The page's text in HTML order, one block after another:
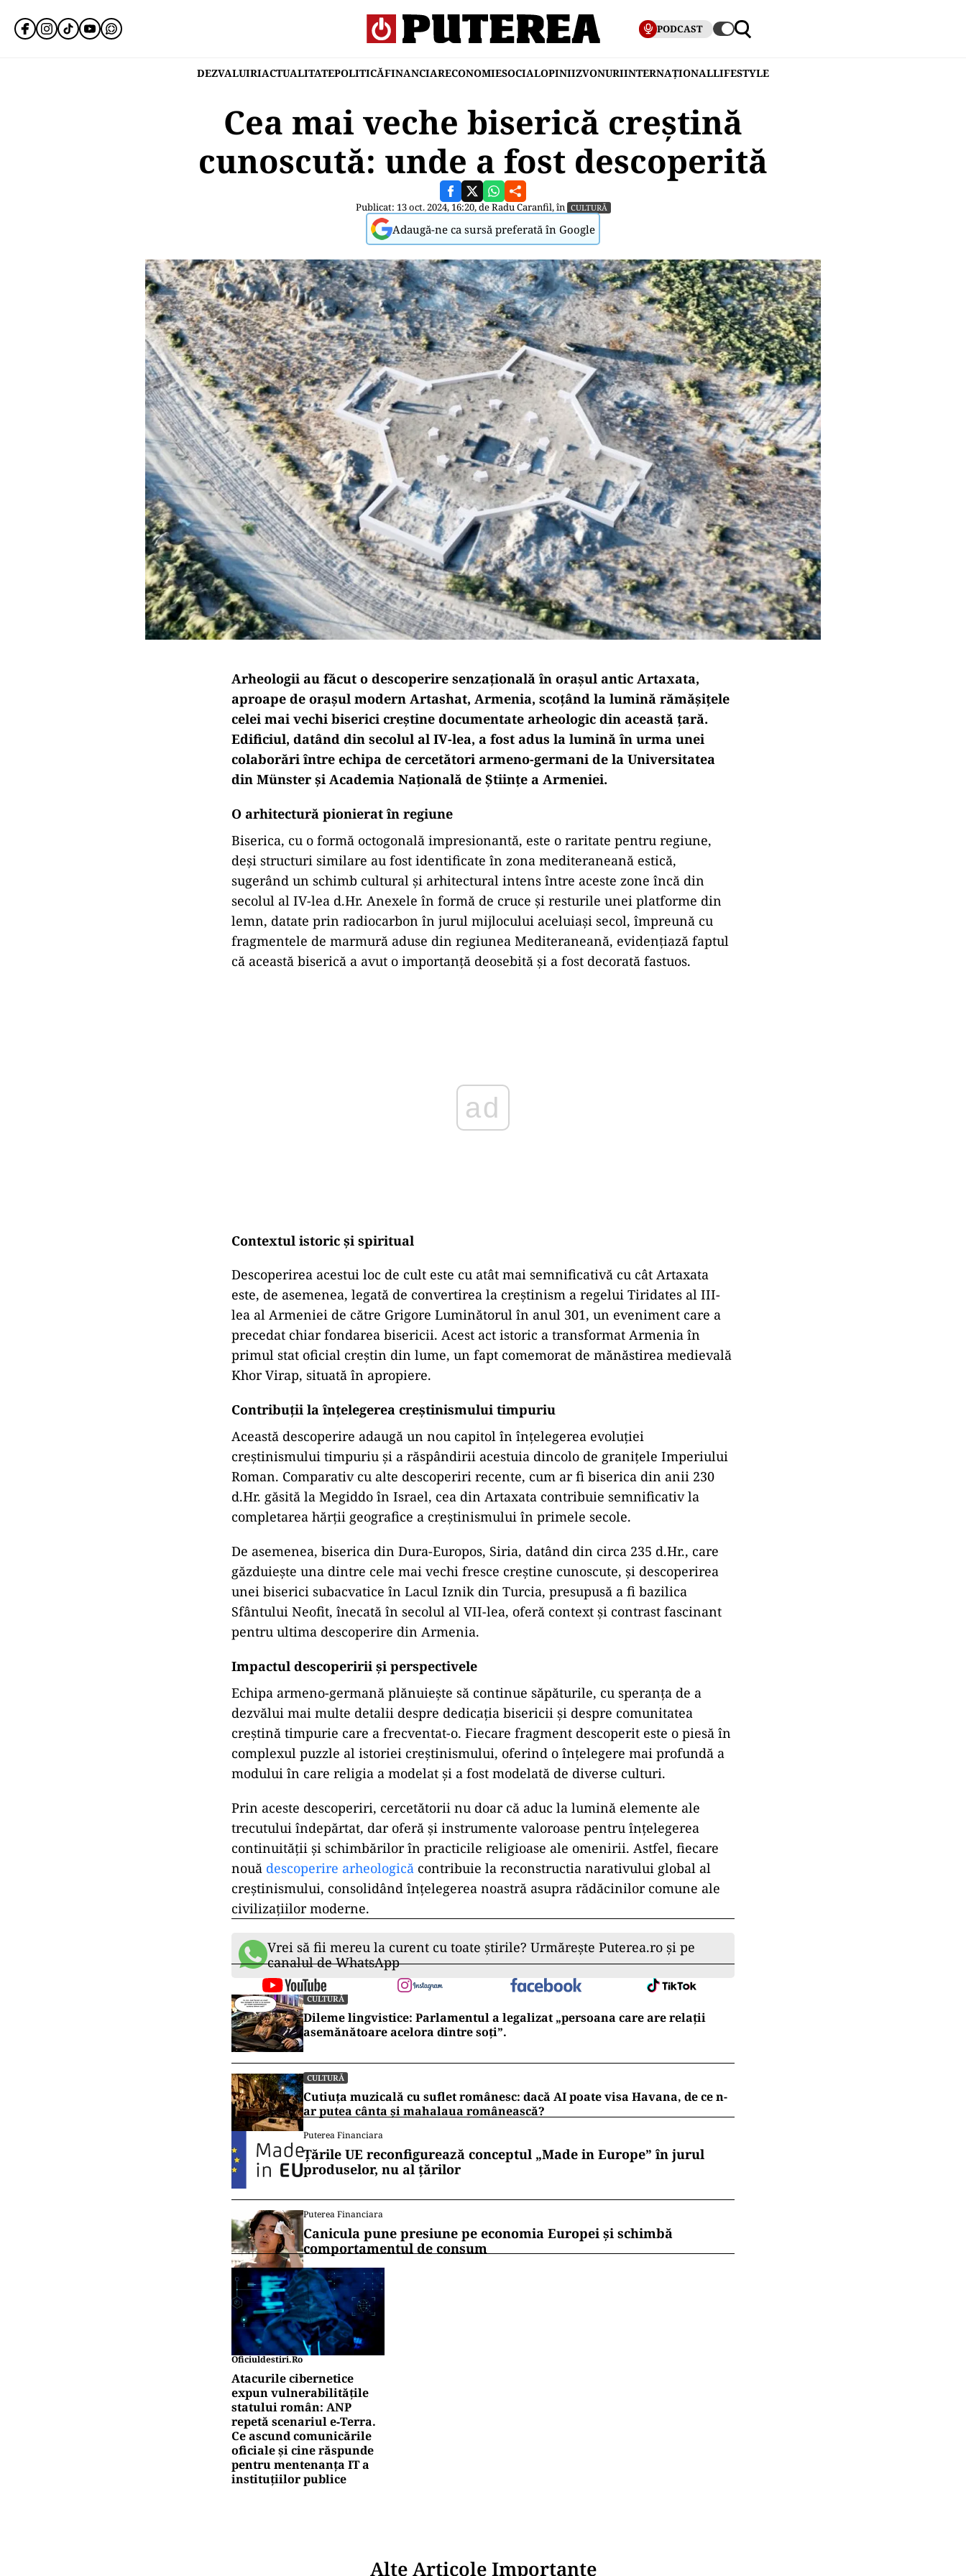
PODCAST
DEZVALUIRIACTUALITATEPOLITICĂFINANCIARECONOMIESOCIALOPINIIZVONURIINTERNAȚIONALLIFESTYLE
Cea mai veche biserică creștină
cunoscută: unde a fost descoperită
Publicat: 13 oct. 2024, 16:20, deRadu Caranfil, în CULTURĂ
Adaugă-ne ca sursă preferată în Google
Arheologii au făcut o descoperire senzațională în orașul antic Artaxata,
aproape de orașul modern Artashat, Armenia, scoțând la lumină rămășițele
celei mai vechi biserici creștine documentate arheologic din această țară.
Edificiul, datând din secolul al IV-lea, a fost adus la lumină în urma unei
colaborări între echipa de cercetători armeno-germani de la Universitatea
din Münster și Academia Națională de Științe a Armeniei.
O arhitectură pionierat în regiune
Biserica, cu o formă octogonală impresionantă, este o raritate pentru regiune,
deși structuri similare au fost identificate în zona mediteraneană estică,
sugerând un schimb cultural și arhitectural intens între aceste zone încă din
secolul al IV-lea d.Hr. Anexele în formă de cruce și resturile unei platforme din
lemn, datate prin radiocarbon în jurul mijlocului aceluiași secol, împreună cu
fragmentele de marmură aduse din regiunea Mediteraneană, evidențiază faptul
că această biserică a avut o importanță deosebită și a fost decorată fastuos.
ad
Contextul istoric și spiritual
Descoperirea acestui loc de cult este cu atât mai semnificativă cu cât Artaxata
este, de asemenea, legată de convertirea la creștinism a regelui Tiridates al III-
lea al Armeniei de către Grigore Luminătorul în anul 301, un eveniment care a
precedat chiar fondarea bisericii. Acest act istoric a transformat Armenia în
primul stat oficial creștin din lume, un fapt comemorat de mănăstirea medievală
Khor Virap, situată în apropiere.
Contribuții la înțelegerea creștinismului timpuriu
Această descoperire adaugă un nou capitol în înțelegerea evoluției
creștinismului timpuriu și a răspândirii acestuia dincolo de granițele Imperiului
Roman. Comparativ cu alte descoperiri recente, cum ar fi biserica din anii 230
d.Hr. găsită la Megiddo în Israel, cea din Artaxata contribuie semnificativ la
completarea hărții geografice a creștinismului în primele secole.
De asemenea, biserica din Dura-Europos, Siria, datând din circa 235 d.Hr., care
găzduiește una dintre cele mai vechi fresce creștine cunoscute, și descoperirea
unei biserici subacvatice în Lacul Iznik din Turcia, presupusă a fi bazilica
Sfântului Neofit, înecată în secolul al VII-lea, oferă context și contrast fascinant
pentru ultima descoperire din Armenia.
Impactul descoperirii și perspectivele
Echipa armeno-germană plănuiește să continue săpăturile, cu speranța de a
dezvălui mai multe detalii despre dedicația bisericii și despre comunitatea
creștină timpurie care a frecventat-o. Fiecare fragment descoperit este o piesă în
complexul puzzle al istoriei creștinismului, oferind o înțelegere mai profundă a
modului în care religia a modelat și a fost modelată de diverse culturi.
Prin aceste descoperiri, cercetătorii nu doar că aduc la lumină elemente ale
trecutului îndepărtat, dar oferă și instrumente valoroase pentru înțelegerea
continuității și schimbărilor în practicile religioase ale omenirii. Astfel, fiecare
nouă descoperire arheologică contribuie la reconstructia narativului global al
creștinismului, consolidând înțelegerea noastră asupra rădăcinilor comune ale
civilizațiilor moderne.
Vrei să fii mereu la curent cu toate știrile? Urmărește Puterea.ro și pe
canalul de WhatsApp
CULTURĂ
Dileme lingvistice: Parlamentul a legalizat „persoana care are relații
asemănătoare acelora dintre soți”.
CULTURĂ
Cutiuța muzicală cu suflet românesc: dacă AI poate visa Havana, de ce n-
ar putea cânta și mahalaua românească?
Puterea Financiara
Țările UE reconfigurează conceptul „Made in Europe” în jurul
produselor, nu al țărilor
Puterea Financiara
Canicula pune presiune pe economia Europei și schimbă
comportamentul de consum
Oficiuldestiri.ro
Atacurile cibernetice
expun vulnerabilitățile
statului român: ANP
repetă scenariul e‑Terra.
Ce ascund comunicările
oficiale și cine răspunde
pentru mentenanța IT a
instituțiilor publice
Alte Articole Importante